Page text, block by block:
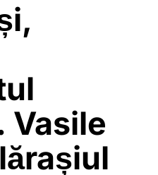
Vasile